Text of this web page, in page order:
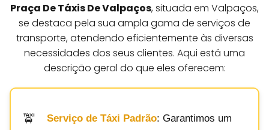
Praça De Táxis De Valpaços, situada em Valpaços,
se destaca pela sua ampla gama de serviços de
transporte, atendendo eficientemente às diversas
necessidades dos seus clientes. Aqui está uma
descrição geral do que eles oferecem:
Serviço de Táxi Padrão: Garantimos um